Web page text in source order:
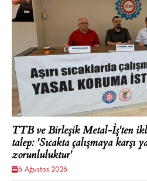
TTB ve Birleşik Metal-İş'ten
talep: 'Sıcakta çalışmaya karşı
zorunluluktur'
6 Ağustos 2026